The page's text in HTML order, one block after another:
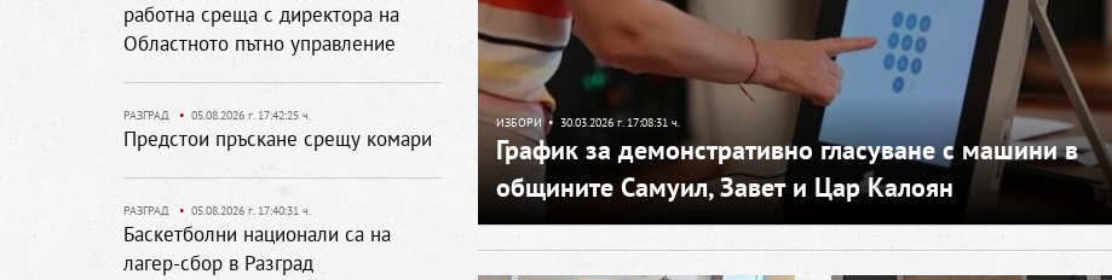
ИЗБОРИ • 30.03.2026 г. 17:08:31 ч.
График за демонстративно гласуване с машини в
общините Самуил, Завет и Цар Калоян
работна среща с директора на
Областното пътно управление
РАЗГРАД • 05.08.2026 г. 17:42:25 ч.
Предстои пръскане срещу комари
РАЗГРАД • 05.08.2026 г. 17:40:31 ч.
Баскетболни национали са на
лагер-сбор в Разград